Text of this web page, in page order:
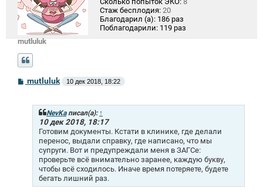
mutluluk
Стаж бесплодия: 20
Благодарил (а): 186 раз
Поблагодарили: 119 раз
С
о
mutluluk 10 дек 2018, 18:22
NevKaписал(а): ↑
10 дек 2018, 18:17
Готовим документы. Кстати в клинике, где делали
перенос, выдали справку, где написано, что мы
супруги. Вот и предупреждали меня в ЗАГСе:
проверьте всё внимательно заранее, каждую букву,
чтобы всё сходилось. Иначе время потеряете, будете
бегать лишний раз.